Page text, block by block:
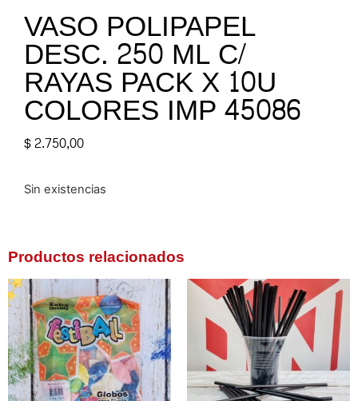
VASO POLIPAPEL
DESC. 250 ML C/
RAYAS PACK X 10U
COLORES IMP 45086
$2.750,00
Sin existencias
Productos relacionados